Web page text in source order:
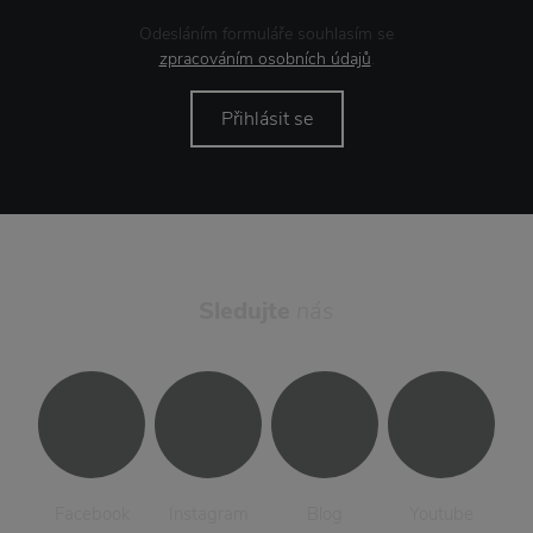
Odesláním formuláře souhlasím se
zpracováním osobních údajů.
Přihlásit se